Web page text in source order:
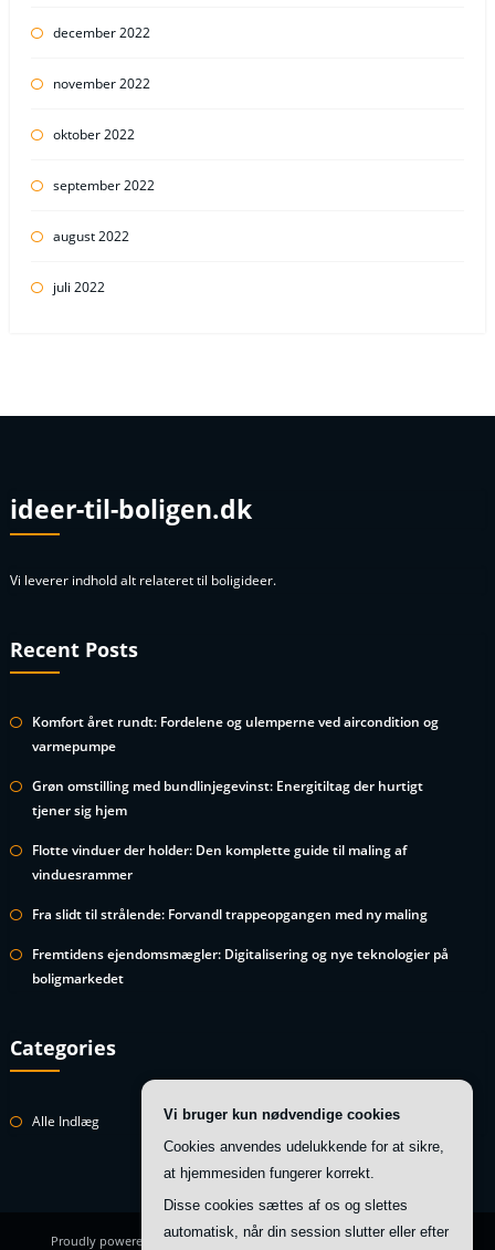
december 2022
november 2022
oktober 2022
september 2022
august 2022
juli 2022
ideer-til-boligen.dk
Vi leverer indhold alt relateret til boligideer.
Recent Posts
Komfort året rundt: Fordelene og ulemperne ved aircondition og
varmepumpe
Grøn omstilling med bundlinjegevinst: Energitiltag der hurtigt
tjener sig hjem
Flotte vinduer der holder: Den komplette guide til maling af
vinduesrammer
Fra slidt til strålende: Forvandl trappeopgangen med ny maling
Fremtidens ejendomsmægler: Digitalisering og nye teknologier på
boligmarkedet
Categories
Alle Indlæg
Proudly powered byWordPress| Theme: HoneyBeeby SpiceThemes
Vi bruger kun nødvendige cookies
Cookies anvendes udelukkende for at sikre,
at hjemmesiden fungerer korrekt.
Disse cookies sættes af os og slettes
automatisk, når din session slutter eller efter